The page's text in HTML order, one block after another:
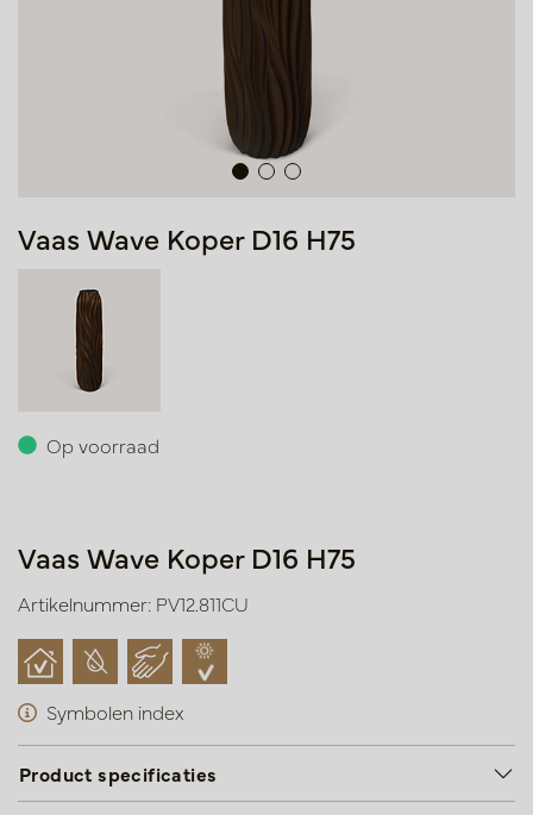
Vaas Wave Koper D16 H75
Op voorraad
Vaas Wave Koper D16 H75
Artikelnummer: PV12.811CU
Symbolen index
Product specificaties